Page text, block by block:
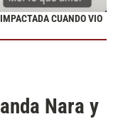
CUANDO VIO
Nara y